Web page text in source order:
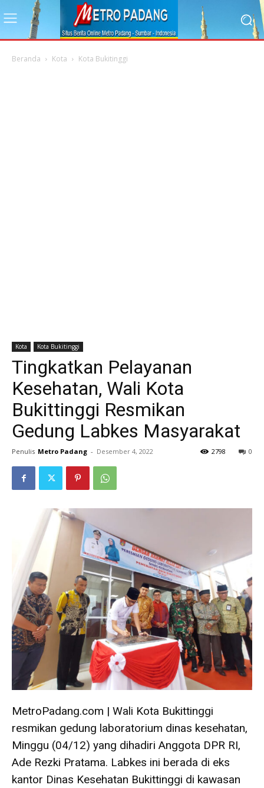
Beranda Kota Kota Bukitinggi
Kota Kota Bukitinggi
Tingkatkan Pelayanan
Kesehatan, Wali Kota
Bukittinggi Resmikan
Gedung Labkes Masyarakat
Penulis Metro Padang - Desember 4, 2022 0
2798
MetroPadang.com | Wali Kota Bukittinggi
resmikan gedung laboratorium dinas kesehatan,
Minggu (04/12) yang dihadiri Anggota DPR RI,
Ade Rezki Pratama. Labkes ini berada di eks
kantor Dinas Kesehatan Bukittinggi di kawasan